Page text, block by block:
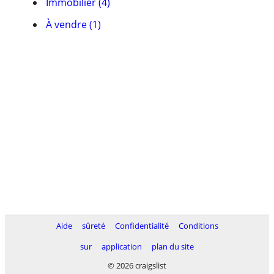
À vendre (1)
Aide sûreté Confidentialité
Conditions
sur
application
plan du site
© 2026 craigslist